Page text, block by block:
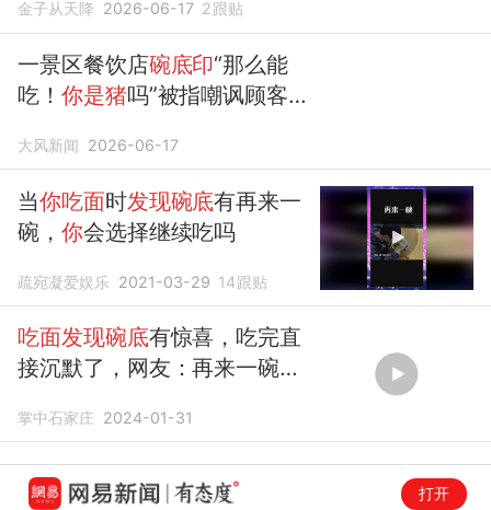
金子从天降 2026-06-17 2跟贴
一景区餐饮店碗底印“那么能
吃！你是猪吗”被指嘲讽顾客，
撤掉25只印有同款语句的碗
大风新闻 2026-06-17
当你吃面时发现碗底有再来一
碗，你会选择继续吃吗
疏宛凝爱娱乐 2021-03-29 14跟贴
吃面发现碗底有惊喜，吃完直
接沉默了，网友：再来一碗你
掌中石家庄 2024-01-31
打开